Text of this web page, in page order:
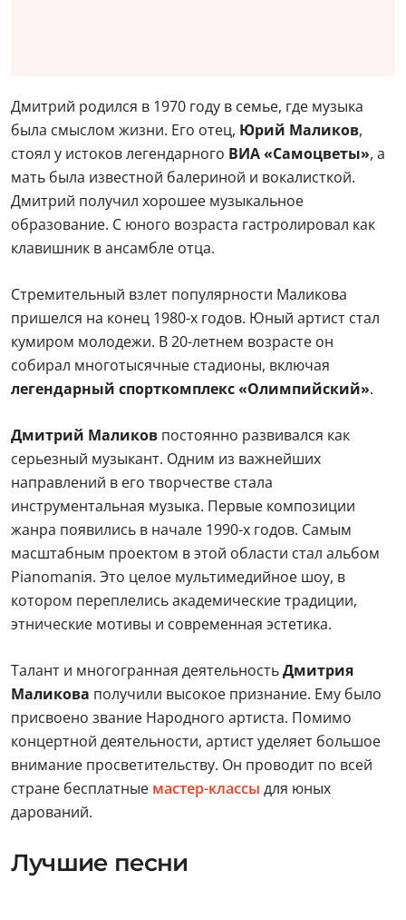
Дмитрий родился в 1970 году в семье, где музыка
была смыслом жизни. Его отец, Юрий Маликов,
стоял у истоков легендарного ВИА «Самоцветы», а
мать была известной балериной и вокалисткой.
Дмитрий получил хорошее музыкальное
образование. С юного возраста гастролировал как
клавишник в ансамбле отца.
Стремительный взлет популярности Маликова
пришелся на конец 1980-х годов. Юный артист стал
кумиром молодежи. В 20-летнем возрасте он
собирал многотысячные стадионы, включая
легендарный спорткомплекс «Олимпийский».
Дмитрий Маликов постоянно развивался как
серьезный музыкант. Одним из важнейших
направлений в его творчестве стала
инструментальная музыка. Первые композиции
жанра появились в начале 1990-х годов. Самым
масштабным проектом в этой области стал альбом
Pianomaniя. Это целое мультимедийное шоу, в
котором переплелись академические традиции,
этнические мотивы и современная эстетика.
Талант и многогранная деятельностьДмитрия
Маликова получили высокое признание. Ему было
присвоено звание Народного артиста. Помимо
концертной деятельности, артист уделяет большое
внимание просветительству. Он проводит по всей
стране бесплатные мастер-классы для юных
дарований.
Лучшие песни